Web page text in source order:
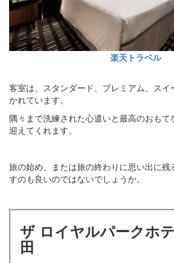
楽天トラベル
客室は、スタンダード、プレミアム、ス
かれています。
隅々まで洗練された心遣いと最高のおもて
迎えてくれます。
旅の始め、または旅の終わりに思い出に
すのも良いのではないでしょうか。
ザ ロイヤルパークホ
田